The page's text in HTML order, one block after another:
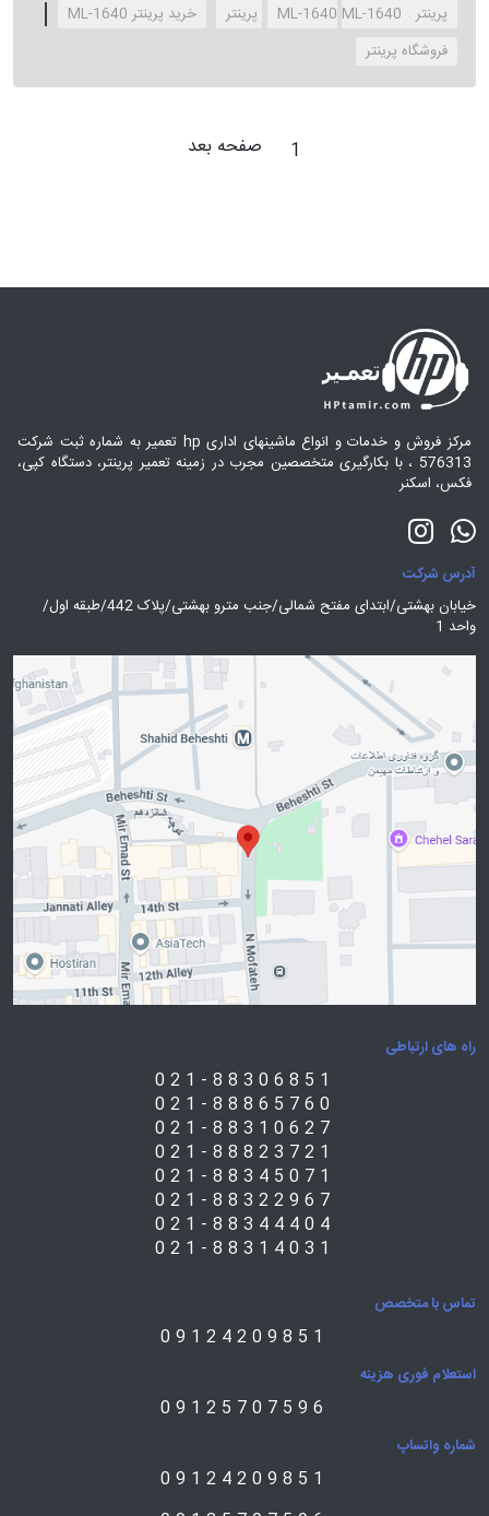
پرینتر ML-1640 ML-1640 پرینتر
خرید پرینتر ML-1640
‌فروشگاه پرینتر
1 صفحه بعد
مرکز فروش و خدمات و انواع ماشینهای اداری hp تعمیر به شماره ثبت شرکت
576313 ، با بکارگیری متخصصین مجرب در زمینه تعمیر پرینتر، دستگاه کپی،
فکس، اسکنر
آدرس شرکت
خیابان بهشتی/ابتدای مفتح شمالی/جنب مترو بهشتی/پلاک 442/طبقه اول/
واحد 1
راه های ارتباطی
021-88306851
021-88865760
021-88310627
021-88823721
021-88345071
021-88322967
021-88344404
021-88314031
تماس با متخصص
09124209851
استعلام فوری هزینه
09125707596
شماره واتساپ
09124209851